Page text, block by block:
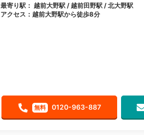
最寄り駅： 越前大野駅 / 越前田野駅 / 北大野駅
アクセス：越前大野駅から徒歩8分
無料 0120-963-887